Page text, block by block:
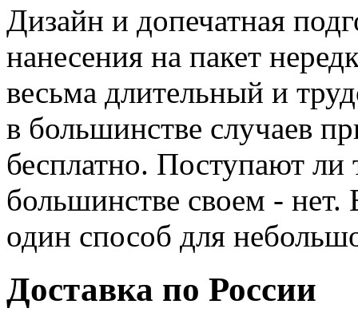
Дизайн и допечатная
нанесения на пакет
весьма длительный и
в большинстве случаев
бесплатно. Поступают
большинстве своем -
один способ для
Доставка по России